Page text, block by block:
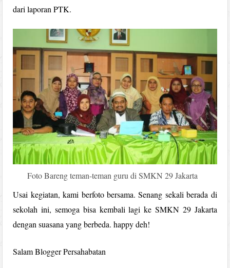
dari laporan PTK.
Foto Bareng teman-teman guru di SMKN 29 Jakarta
Usai kegiatan, kami berfoto bersama. Senang sekali berada di
sekolah ini, semoga bisa kembali lagi ke SMKN 29 Jakarta
dengan suasana yang berbeda. happy deh!
Salam Blogger Persahabatan